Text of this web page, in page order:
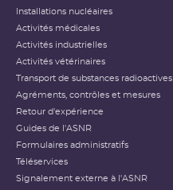
Installations nucléaires
Activités médicales
Activités industrielles
Activités vétérinaires
Transport de substances radioactives
Agréments, contrôles et mesures
Retour d'expérience
Guides de l'ASNR
Formulaires administratifs
Téléservices
Signalement externe à l'ASNR